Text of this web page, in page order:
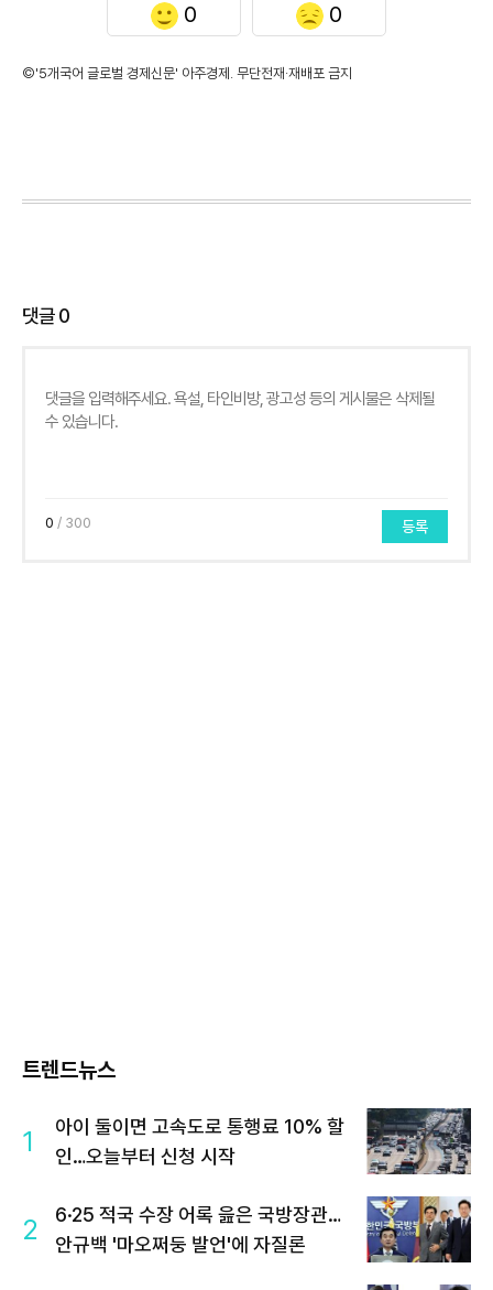
0 0
©'5개국어 글로벌 경제신문' 아주경제. 무단전재·재배포 금지
댓글0
0 / 300 등록
트렌드뉴스
1
아이 둘이면 고속도로 통행료 10% 할
인…오늘부터 신청 시작
2
6·25 적국 수장 어록 읊은 국방장관…
안규백 '마오쩌둥 발언'에 자질론